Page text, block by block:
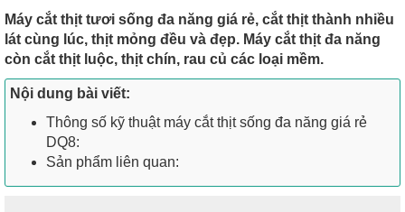
Máy cắt thịt tươi sống đa năng giá rẻ, cắt thịt thành nhiều
lát cùng lúc, thịt mỏng đều và đẹp. Máy cắt thịt đa năng
còn cắt thịt luộc, thịt chín, rau củ các loại mềm.
Nội dung bài viết:
Thông số kỹ thuật máy cắt thịt sống đa năng giá rẻ
DQ8:
Sản phẩm liên quan: